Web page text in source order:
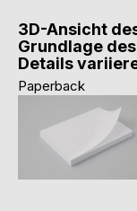
3D-Ansicht
Grundlage
Details
Paperback